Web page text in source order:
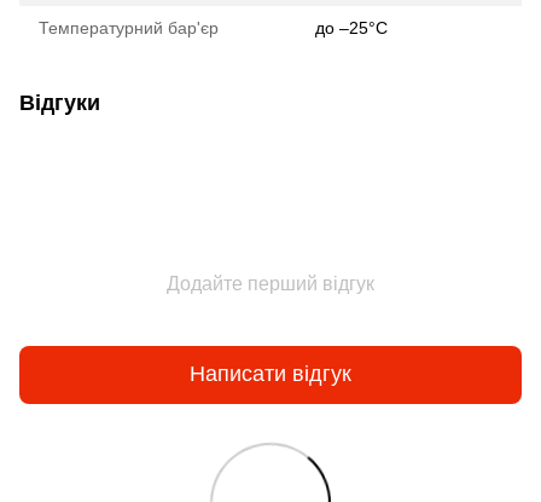
Температурний бар'єр до –25°C
Відгуки
Додайте перший відгук
Написати відгук